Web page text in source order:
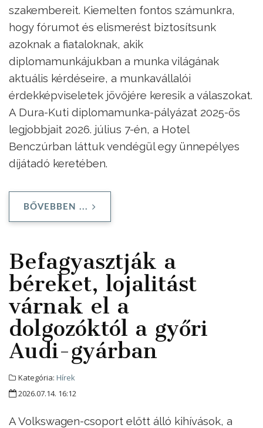
szakembereit. Kiemelten fontos számunkra,
hogy fórumot és elismerést biztosítsunk
azoknak a fiataloknak, akik
diplomamunkájukban a munka világának
aktuális kérdéseire, a munkavállalói
érdekképviseletek jövőjére keresik a válaszokat.
A Dura-Kuti diplomamunka-pályázat 2025-ös
legjobbjait 2026. július 7-én, a Hotel
Benczúrban láttuk vendégül egy ünnepélyes
díjátadó keretében.
BŐVEBBEN ...
Befagyasztják a
béreket, lojalitást
várnak el a
dolgozóktól a győri
Audi-gyárban
Kategória: Hírek
2026.07.14. 16:12
A Volkswagen-csoport előtt álló kihívások, a